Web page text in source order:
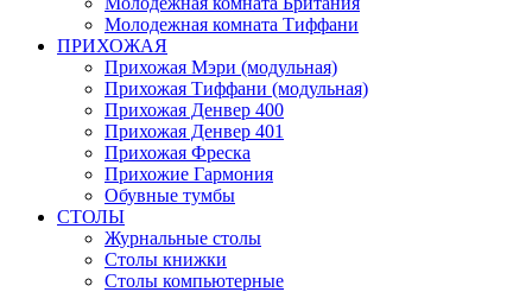
Молодежная комната Тиффани
ПРИХОЖАЯ
Прихожая Мэри (модульная)
Прихожая Тиффани (модульная)
Прихожая Денвер 400
Прихожая Денвер 401
Прихожая Фреска
Прихожие Гармония
Обувные тумбы
СТОЛЫ
Журнальные столы
Столы книжки
Столы компьютерные